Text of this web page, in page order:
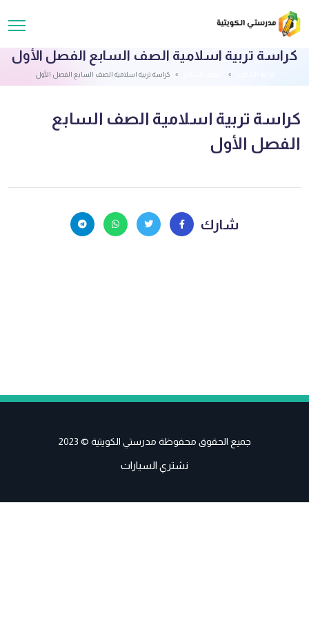
كراسة تربية اسلامية الصف السابع الفصل الأول
كراسة تربية اسلامية الصف السابع الفصل الأول
كراسة تربية اسلامية الصف السابع
الفصل الأول
شارك
جميع الحقوق محفوظة مدرستي الكويتية © 2023
نشتري السيارات